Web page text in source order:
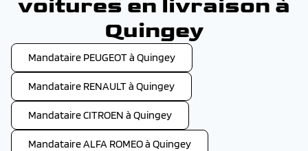
voitures en livraison à
Quingey
Mandataire PEUGEOT à Quingey
Mandataire RENAULT à Quingey
Mandataire CITROEN à Quingey
Mandataire ALFA ROMEO à Quingey